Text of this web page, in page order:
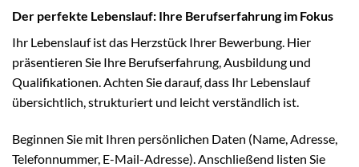
Der perfekte Lebenslauf: Ihre Berufserfahrung im Fokus
Ihr Lebenslauf ist das Herzstück Ihrer Bewerbung. Hier
präsentieren Sie Ihre Berufserfahrung, Ausbildung und
Qualifikationen. Achten Sie darauf, dass Ihr Lebenslauf
übersichtlich, strukturiert und leicht verständlich ist.
Beginnen Sie mit Ihren persönlichen Daten (Name, Adresse,
Telefonnummer, E-Mail-Adresse). Anschließend listen Sie